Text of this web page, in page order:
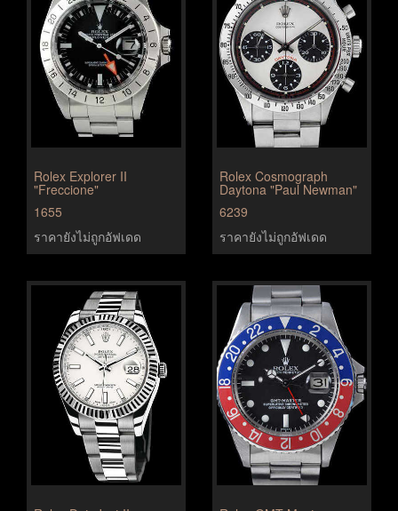
Rolex Explorer II
"Freccione"
1655
ราคายังไม่ถูกอัฟเดด
Rolex Cosmograph
Daytona "Paul Newman"
6239
ราคายังไม่ถูกอัฟเดด